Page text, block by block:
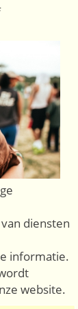
diensten
informatie.
website.